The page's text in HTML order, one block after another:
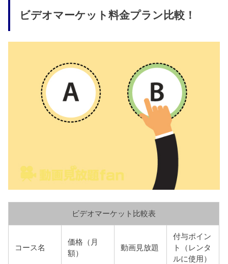
ビデオマーケット料金プラン比較！
ビデオマーケット比較表
コース名
価格（月
額）
動画見放題
付与ポイン
ト（レンタ
ルに使用）